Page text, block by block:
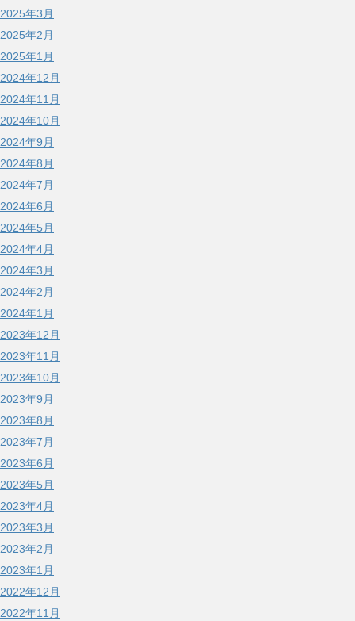
2025年3月
2025年2月
2025年1月
2024年12月
2024年11月
2024年10月
2024年9月
2024年8月
2024年7月
2024年6月
2024年5月
2024年4月
2024年3月
2024年2月
2024年1月
2023年12月
2023年11月
2023年10月
2023年9月
2023年8月
2023年7月
2023年6月
2023年5月
2023年4月
2023年3月
2023年2月
2023年1月
2022年12月
2022年11月